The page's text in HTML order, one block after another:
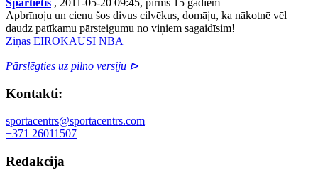
Apbrīnoju un cienu šos divus cilvēkus, domāju, ka nākotnē vēl
daudz patīkamu pārsteigumu no viņiem sagaidīsim!
Ziņas EIROKAUSI NBA
Pārslēgties uz pilno versiju ⊳
Kontakti:
sportacentrs@sportacentrs.com
+371 26011507
Redakcija